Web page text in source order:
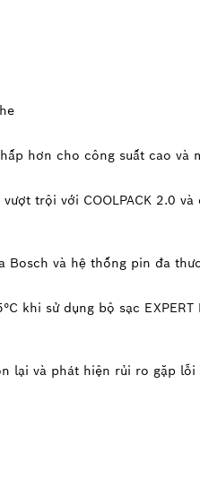
hơn cho công suất cao và
trội với COOLPACK 2.0
Bosch và hệ thống pin đa
khi sử dụng bộ sạc EXPERT
lại và phát hiện rủi ro gặp lỗi